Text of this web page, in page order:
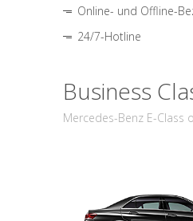
Online- und Offline-
24/7-Hotline
Business
Mercedes-Benz E-Class